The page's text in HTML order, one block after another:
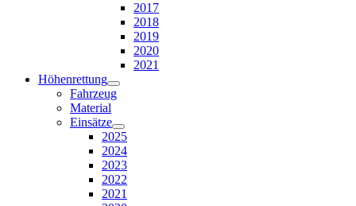
2017
2018
2019
2020
2021
Höhenrettung
Fahrzeug
Material
Einsätze
2025
2024
2023
2022
2021